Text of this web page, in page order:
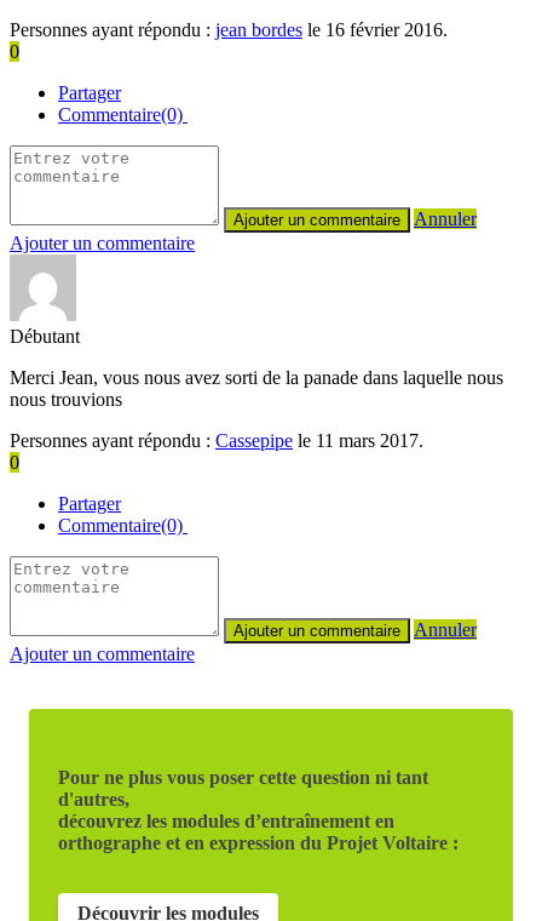
Personnes ayant répondu : jean bordes le 16 février 2016.
0
Partager
Commentaire(0)
Annuler
Ajouter un commentaire
Débutant
Merci Jean, vous nous avez sorti de la panade dans laquelle nous
nous trouvions
Personnes ayant répondu : Cassepipe le 11 mars 2017.
0
Partager
Commentaire(0)
Annuler
Ajouter un commentaire
Pour ne plus vous poser cette question ni tant
d'autres,
découvrez les modules d’entraînement en
orthographe et en expression du Projet Voltaire :
Découvrir les modules